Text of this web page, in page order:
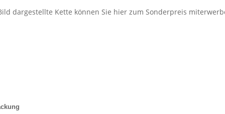
dargestellte Kette können Sie hier zum Sonderpreis